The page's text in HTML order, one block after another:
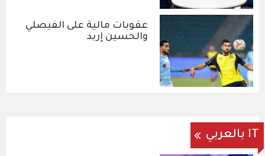
عقوبات مالية على الفيصلي
والحسين إربد
IT بالعربي